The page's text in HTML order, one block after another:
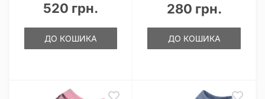
520 грн.
ДО КОШИКА
280 грн.
ДО КОШИКА